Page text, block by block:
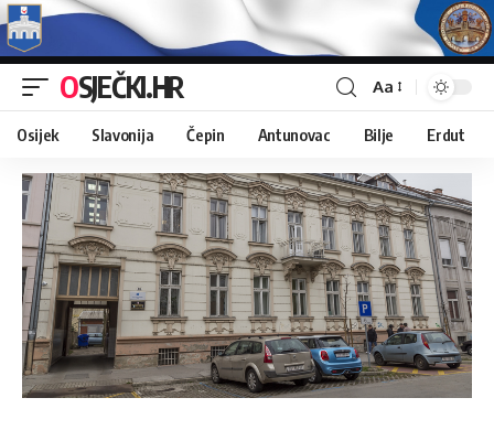
OSJEČKI.HR Aa
Osijek Slavonija Čepin Antunovac Bilje Erdut